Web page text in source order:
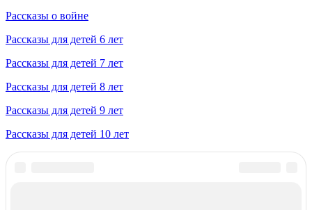
Рассказы о войне
Рассказы для детей 6 лет
Рассказы для детей 7 лет
Рассказы для детей 8 лет
Рассказы для детей 9 лет
Рассказы для детей 10 лет